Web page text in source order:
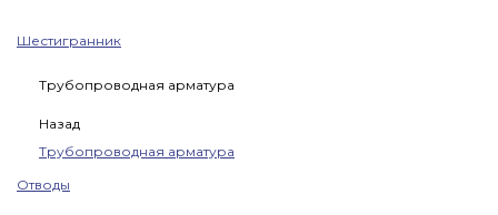
Шестигранник
Трубопроводная арматура
Назад
Трубопроводная арматура
Отводы